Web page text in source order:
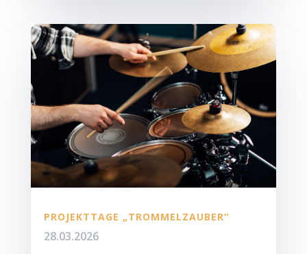
PROJEKTTAGE „TROMMELZAUBER“
28.03.2026